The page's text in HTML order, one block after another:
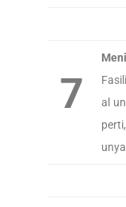
7
al